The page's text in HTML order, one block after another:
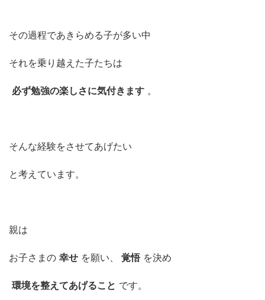
その過程であきらめる子が多い中
それを乗り越えた子たちは
必ず勉強の楽しさに気付きます 。
そんな経験をさせてあげたい
と考えています。
親は
お子さまの 幸せ を願い、 覚悟 を決め
環境を整えてあげること です。